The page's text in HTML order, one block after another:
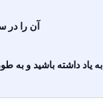
آن را در
به یاد داشته باشید و به